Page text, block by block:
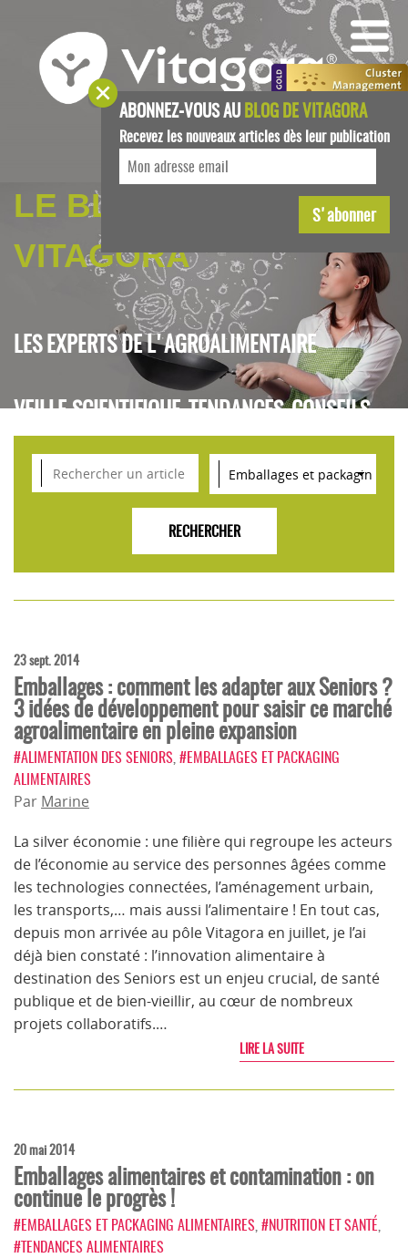
LE BLOG DE
VITAGORA
LES EXPERTS DE L'AGROALIMENTAIRE
VEILLE SCIENTIFIQUE, TENDANCES, CONSEILS
POUR L'INNOVATION AGROALIMENTAIRE
23 sept. 2014
Emballages : comment les adapter aux Seniors ?
3 idées de développement pour saisir ce marché
agroalimentaire en pleine expansion
#ALIMENTATION DES SENIORS #EMBALLAGES ET PACKAGING
ALIMENTAIRES
Par Marine
La silver économie : une filière qui regroupe les acteurs
de l’économie au service des personnes âgées comme
les technologies connectées, l’aménagement urbain,
les transports,… mais aussi l’alimentaire ! En tout cas,
depuis mon arrivée au pôle Vitagora en juillet, je l’ai
déjà bien constaté : l’innovation alimentaire à
destination des Seniors est un enjeu crucial, de santé
publique et de bien-vieillir, au cœur de nombreux
projets collaboratifs.…
LIRE LA SUITE
20 mai 2014
Emballages alimentaires et contamination : on
continue le progrès !
#EMBALLAGES ET PACKAGING ALIMENTAIRES #NUTRITION ET SANTÉ
#TENDANCES ALIMENTAIRES
ABONNEZ-VOUS AUBLOG DE VITAGORA
Recevez les nouveaux articles dès leur publication